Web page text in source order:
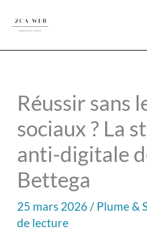
Réussir sans
sociaux ? La
anti-digitale
Bettega
25 mars 2026/ Plume &
de lecture